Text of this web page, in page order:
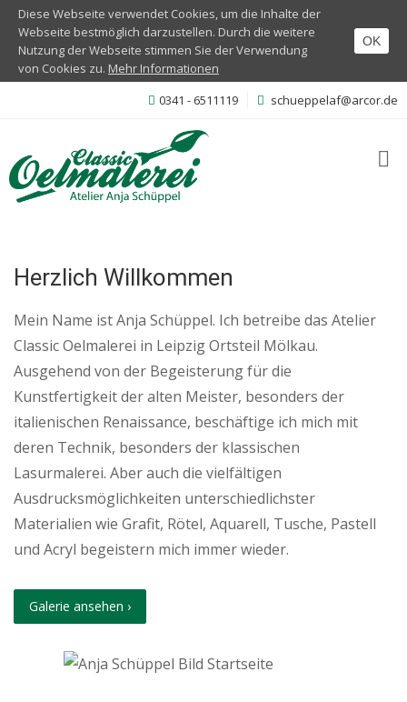
0341 - 6511119 schueppelaf@arcor.de
Herzlich Willkommen
Mein Name ist Anja Schüppel. Ich betreibe das Atelier
Classic Oelmalerei in Leipzig Ortsteil Mölkau.
Ausgehend von der Begeisterung für die
Kunstfertigkeit der alten Meister, besonders der
italienischen Renaissance, beschäftige ich mich mit
deren Technik, besonders der klassischen
Lasurmalerei. Aber auch die vielfältigen
Ausdrucksmöglichkeiten unterschiedlichster
Materialien wie Grafit, Rötel, Aquarell, Tusche, Pastell
und Acryl begeistern mich immer wieder.
Galerie ansehen ›
Diese Webseite verwendet Cookies, um die Inhalte der
Webseite bestmöglich darzustellen. Durch die weitere
Nutzung der Webseite stimmen Sie der Verwendung
von Cookies zu. Mehr Informationen
OK
Home
Malkurse
Malkurs
Kontakt